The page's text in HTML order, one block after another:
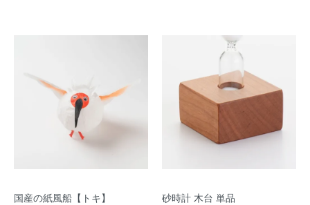
国産の紙風船【トキ】
砂時計 木台 単品